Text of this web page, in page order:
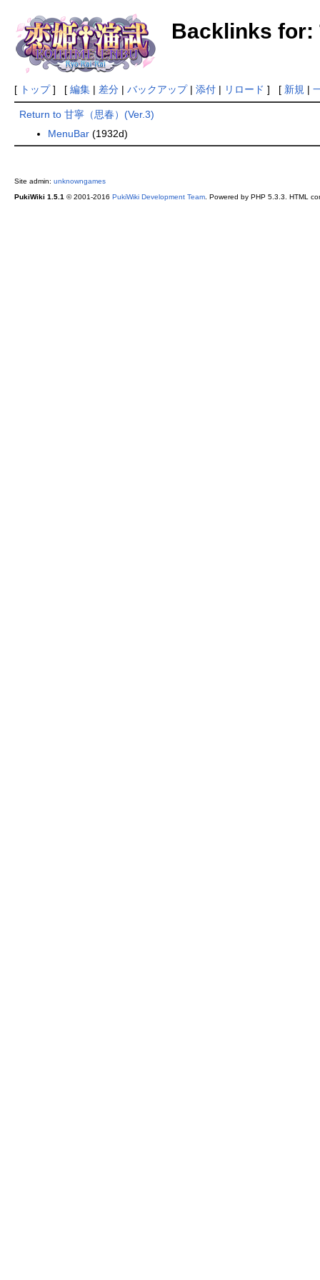
Backlinks for:
[ トップ] [ 編集| 差分| バックアップ| 添付| リロード ] [ 新規 |
Return to 甘寧（思春）(Ver.3)
MenuBar(1932d)
Site admin: unknowngames
PukiWiki 1.5.1 © 2001-2016 PukiWiki Development Team. Powered by PHP 5.3.3. HTML